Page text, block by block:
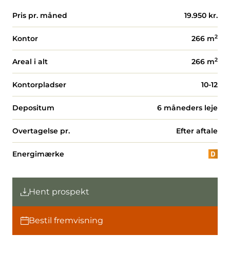
Pris pr. måned 19.950 kr.
Kontor 266 m2
Areal i alt 266 m2
Kontorpladser 10-12
Depositum 6 måneders leje
Overtagelse pr. Efter aftale
Energimærke
Hent prospekt
Bestil fremvisning